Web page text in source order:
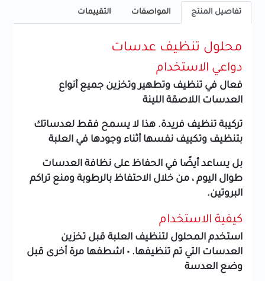
تفاصيل المنتج المواصفات التقييمات
محلول تنظيف عدسات
دواعي الاستخدام
فعال في تنظيف وتطهير وتخزين جميع أنواع
العدسات اللاصقة اللينة
تركيبة تنظيف فريدة. هذا لا يسمح فقط لعدساتك
بتنظيف وتكييف نفسها أثناء وجودها في العلبة
بل يساعد أيضًا في الحفاظ على نظافة العدسات
طوال اليوم ، من خلال الاحتفاظ بالرطوبة ومنع تراكم
البروتين.
كيفية الاستخدام
استخدم المحلول لتنظيف العلبة قبل تخزين
العدسات التي تم تنظيفها. • اشطفها مرة أخرى قبل
وضع العدسة